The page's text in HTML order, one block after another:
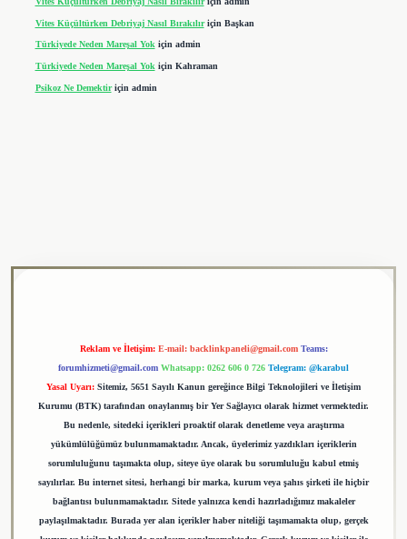
Vites Küçültürken Debriyaj Nasıl Bırakılıriçin Başkan
Türkiyede Neden Mareşal Yokiçin admin
Türkiyede Neden Mareşal Yok için Kahraman
Psikoz Ne Demektiriçin admin
Reklam ve İletişim: E-mail: backlinkpaneli@gmail.com Teams:
forumhizmeti@gmail.com Whatsapp: 0262 606 0 726 Telegram: @karabul
Yasal Uyarı: Sitemiz, 5651 Sayılı Kanun gereğince Bilgi Teknolojileri ve İletişim
Kurumu (BTK) tarafından onaylanmış bir Yer Sağlayıcı olarak hizmet vermektedir.
Bu nedenle, sitedeki içerikleri proaktif olarak denetleme veya araştırma
yükümlülüğümüz bulunmamaktadır. Ancak, üyelerimiz yazdıkları içeriklerin
sorumluluğunu taşımakta olup, siteye üye olarak bu sorumluluğu kabul etmiş
sayılırlar. Bu internet sitesi, herhangi bir marka, kurum veya şahıs şirketi ile hiçbir
bağlantısı bulunmamaktadır. Sitede yalnızca kendi hazırladığımız makaleler
paylaşılmaktadır. Burada yer alan içerikler haber niteliği taşımamakta olup, gerçek